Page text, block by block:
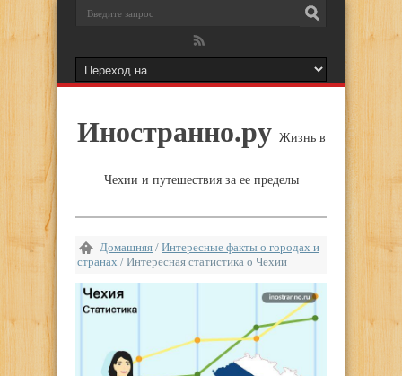
Иностранно.ру Жизнь в
Чехии и путешествия за ее пределы
Домашняя / Интересные факты о городах и
странах / Интересная статистика о Чехии